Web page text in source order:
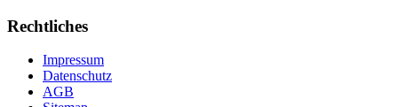
Rechtliches
Impressum
Datenschutz
AGB